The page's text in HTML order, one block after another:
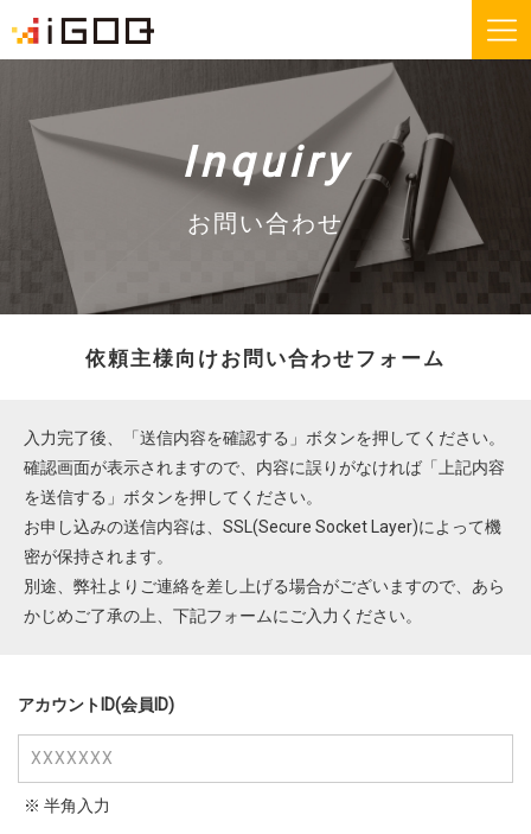
iGOQとは？ お知らせ
FAQ お問い合わせ
無料会員登録
iGOQの最新情報をメールでご希望される方に
ニュースレターを配信しております。
ニュースレターを登録する
取材のご依頼、プレス関連についてはこちらから
Inquiry
お問い合わせ
依頼主様向けお問い合わせフォーム
入力完了後、「送信内容を確認する」ボタンを押してください。
確認画面が表示されますので、内容に誤りがなければ「上記内容
を送信する」ボタンを押してください。
お申し込みの送信内容は、SSL(Secure Socket Layer)によって機
密が保持されます。
別途、弊社よりご連絡を差し上げる場合がございますので、あら
かじめご了承の上、下記フォームにご入力ください。
アカウントID(会員ID)
※ 半角入力